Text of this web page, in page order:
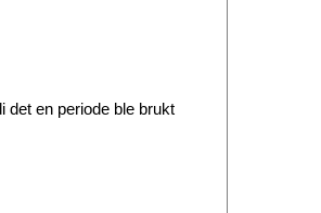
en periode ble brukt